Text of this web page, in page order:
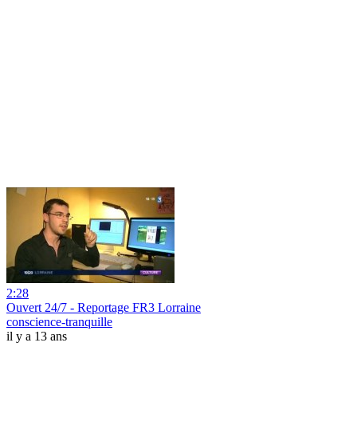
2:28
Ouvert 24/7 - Reportage FR3 Lorraine
conscience-tranquille
il y a 13 ans